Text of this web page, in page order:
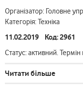
Організатор: Головне
Категорія: Техніка
11.02.2019 Код: 2961
Статус: активний.
Читати більше